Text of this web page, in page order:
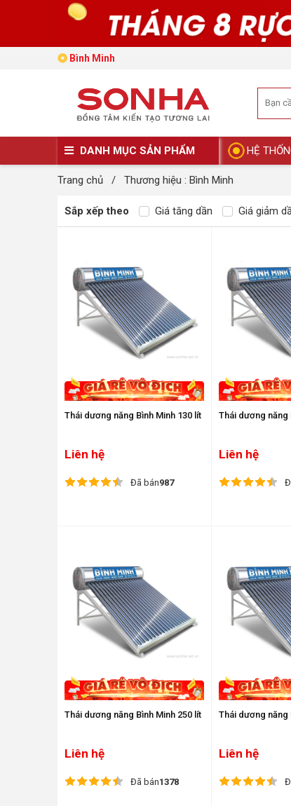
Bình Minh
DANH MỤC SẢN PHẨM HỆ
Trang chủ / Thương hiệu : Bình Minh
Sắp xếp theo Giá tăng dần Giá giảm
Thái dương năng Bình Minh 130 lít
Liên hệ
Đã bán987
Thái dương năng
Liên hệ
Thái dương năng Bình Minh 250 lít
Liên hệ
Đã bán1378
Thái dương năng
Liên hệ